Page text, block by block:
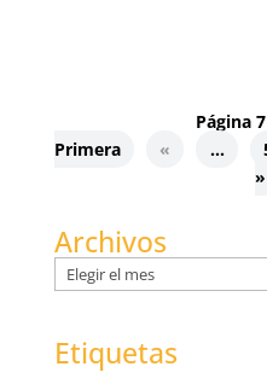
Página
Primera
« ...
»
Archivos
Archivos
Etiquetas